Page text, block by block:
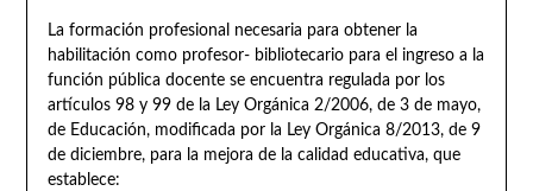
La formación profesional necesaria para obtener la
habilitación como profesor- bibliotecario para el ingreso a la
función pública docente se encuentra regulada por los
artículos 98 y 99 de la Ley Orgánica 2/2006, de 3 de mayo,
de Educación, modificada por la Ley Orgánica 8/2013, de 9
de diciembre, para la mejora de la calidad educativa, que
establece: